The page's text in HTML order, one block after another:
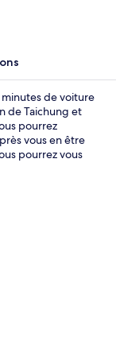
minutes de voiture
de Taichung et
pourrez
vous en être
pourrez vous
et un